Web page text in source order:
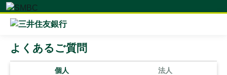
個人 法人
よくあるご質問